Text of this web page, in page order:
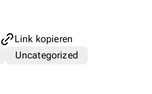
Link kopieren
Uncategorized